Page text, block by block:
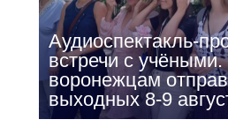
Аудиоспектакль-
встречи с учёными.
воронежцам
выходных 8-9